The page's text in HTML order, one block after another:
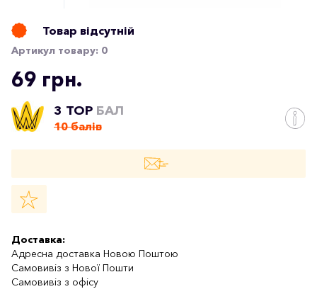
Товар відсутній
Артикул товару: 0
69 грн.
3 TOP БАЛ
10 балів
Доставка:
Адресна доставка Новою Поштою
Самовивіз з Нової Пошти
Самовивіз з офісу